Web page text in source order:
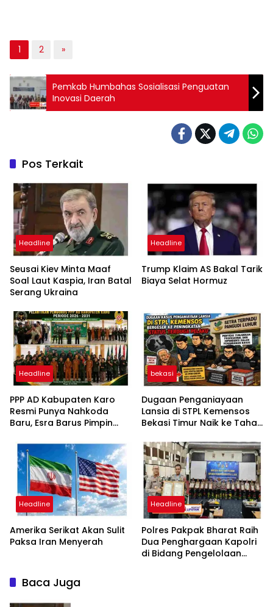
1 2 »
Pemkab Humbahas Sosialisasi Penguatan
Inovasi Daerah
Pos Terkait
Headline
Seusai Kiev Minta Maaf
Soal Laut Kaspia, Iran Batal
Serang Ukraina
Headline
Trump Klaim AS Bakal Tarik
Biaya Selat Hormuz
Headline
PPP AD Kabupaten Karo
Resmi Punya Nahkoda
Baru, Esra Barus Pimpin
bekasi
Dugaan Penganiayaan
Lansia di STPL Kemensos
Bekasi Timur Naik ke Tahap
Minta Proses Transparan
dan Bebas Intervensi
Headline
Amerika Serikat Akan Sulit
Paksa Iran Menyerah
Headline
Polres Pakpak Bharat Raih
Dua Penghargaan Kapolri
di Bidang Pengelolaan
Baca Juga